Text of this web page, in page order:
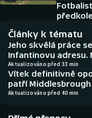
Baseball a softbal
Basketbal
Biatlon
Boby a skeleton
Box
Historické návraty
Aplikace ČT sport
AZ kvíz
Články k tématu
Jeho skvělá práce
Infantinovu adresu.
Aktualizováno před 33 min
Vítek definitivně
patří Middlesbrough
Aktualizováno před 40 min